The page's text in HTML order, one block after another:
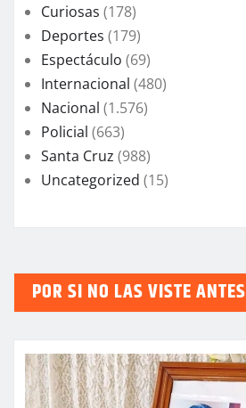
Curiosas (178)
Deportes (179)
Espectáculo (69)
Internacional (480)
Nacional (1.576)
Policial (663)
Santa Cruz (988)
Uncategorized (15)
POR SI NO LAS VISTE ANTES